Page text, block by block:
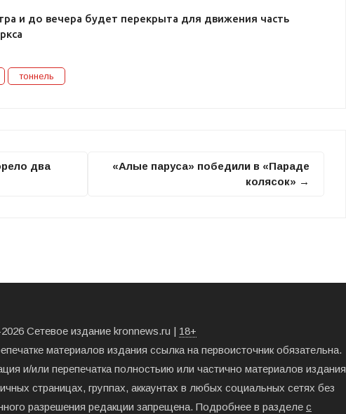
и до вечера будет перекрыта для движения часть
тоннель
два
«Алые паруса» победили в «Параде
колясок» →
Сетевое издание kronnews.ru | 18+
материалов издания ссылка на первоисточник обязательна.
и/или перепечатка полностьию или частично материалов издания
страницах, группах, аккаунтах в любых социальных сетях без
разрешения редакции запрещена. Подробнее в разделе с